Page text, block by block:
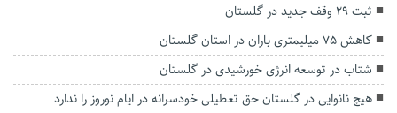
ثبت ۲۹ وقف جدید در گلستان
کاهش ۷۵ میلیمتری باران در استان گلستان
شتاب در توسعه انرژی خورشیدی در گلستان
هیچ نانوایی در گلستان حق تعطیلی خودسرانه در ایام نوروز را ندارد